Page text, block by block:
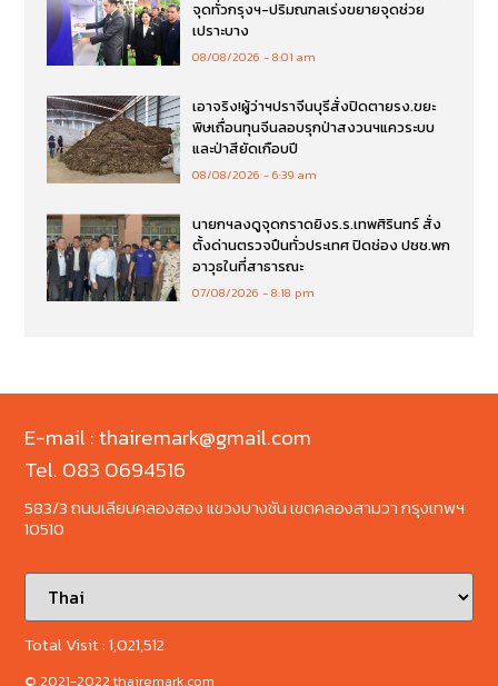
จุดทั่วกรุงฯ-ปริมณฑลเร่งขยายจุดช่วย
เปราะบาง
08/08/2026 8:01 am
เอาจริง!ผู้ว่าฯปราจีนบุรีสั่งปิดตายรง.ขยะ
พิษเถื่อนทุนจีนลอบรุกป่าสงวนฯแควระบบ
และป่าสียัดเกือบปี
08/08/2026 6:39 am
นายกฯลงดูจุดกราดยิงร.ร.เทพศิรินทร์ สั่ง
ตั้งด่านตรวจปืนทั่วประเทศ ปิดช่อง ปชช.พก
อาวุธในที่สาธารณะ
07/08/2026 8:18 pm
E-mail : thairemark@gmail.com
Tel. 083 0694516
583/3 ถนนเลียบคลองสอง แขวงบางชัน เขตคลองสามวา กรุงเทพฯ
10510
Total Visit :1,021,512
© 2021-2022 thairemark.com